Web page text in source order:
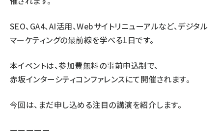
SEO、GA4、AI活用、Webサイトリニューアルなど、デジタル
マーケティングの最前線を学べる1日です。
本イベントは、参加費無料の事前申込制で、
赤坂インターシティコンファレンスにて開催されます。
今回は、まだ申し込める注目の講演を紹介します。